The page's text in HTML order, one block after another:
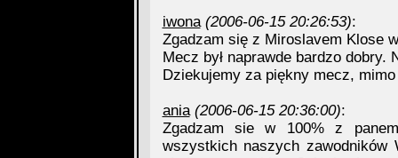
iwona (2006-06-15 20:26:53):
Zgadzam się z Miroslavem Klose
Mecz był naprawde bardzo
Dziekujemy za piękny mecz,
ania (2006-06-15 20:36:00):
Zgadzam sie w 100% z
wszystkich naszych